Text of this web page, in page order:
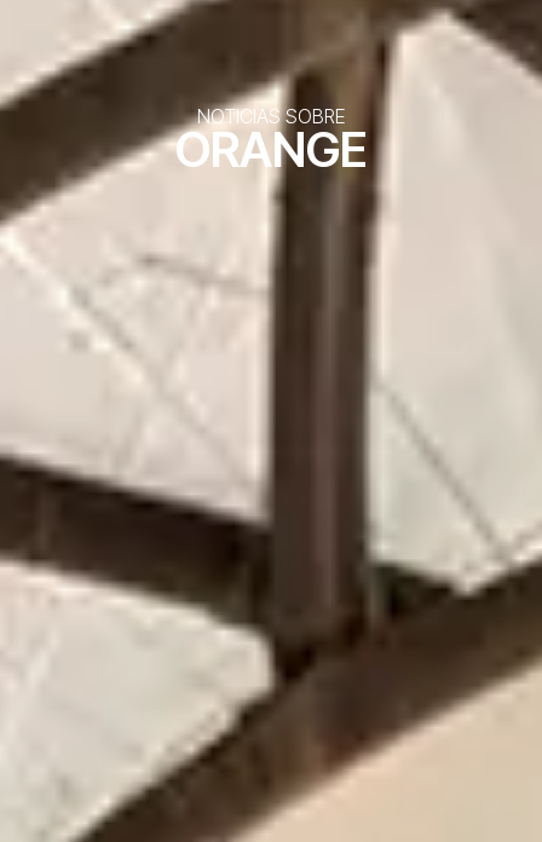
NOTICIAS SOBRE
ORANGE